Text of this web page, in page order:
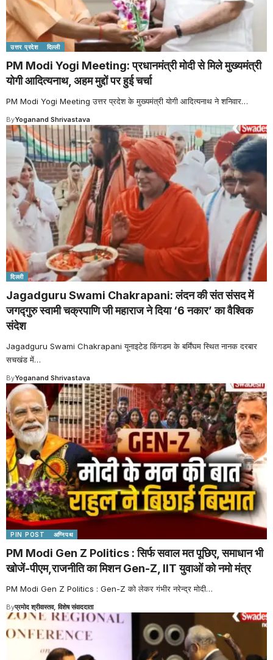
उत्तर प्रदेश दिल्ली
PM Modi Yogi Meeting: प्रधानमंत्री मोदी से मिले मुख्यमंत्री
योगी आदित्यनाथ, अहम मुद्दों पर हुई चर्चा
PM Modi Yogi Meeting उत्तर प्रदेश के मुख्यमंत्री योगी आदित्यनाथ ने शनिवार…
ByYoganand Shrivastava
दिल्ली
Jagadguru Swami Chakrapani: लंदन की संत संसद में
जगद्गुरु स्वामी चक्रपाणि जी महाराज ने दिया ‘6 नकार’ का वैश्विक
संदेश
Jagadguru Swami Chakrapani यूनाइटेड किंगडम के बर्मिंघम स्थित नानक दरबार
सचखंड में…
ByYoganand Shrivastava
PIN POST अग्निपथ
PM Modi Gen Z Politics : सिर्फ सवाल मत पूछिए, समाधान भी
खोजें-पीएम,राजनीति का मिशन Gen-Z, IIT युवाओं को नमो मंत्र
PM Modi Gen Z Politics : Gen-Z को लेकर गंभीर नरेन्द्र मोदी…
Byप्रमोद श्रीवास्तव, विशेष संवाददाता